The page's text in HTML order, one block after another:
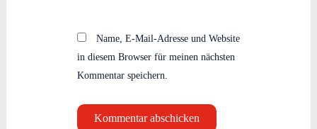
Name, E-Mail-Adresse und Website
in diesem Browser für meinen nächsten
Kommentar speichern.